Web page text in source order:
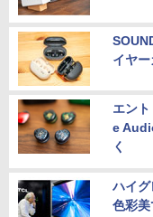
イヤ
エン
e
く
ハイ
色彩